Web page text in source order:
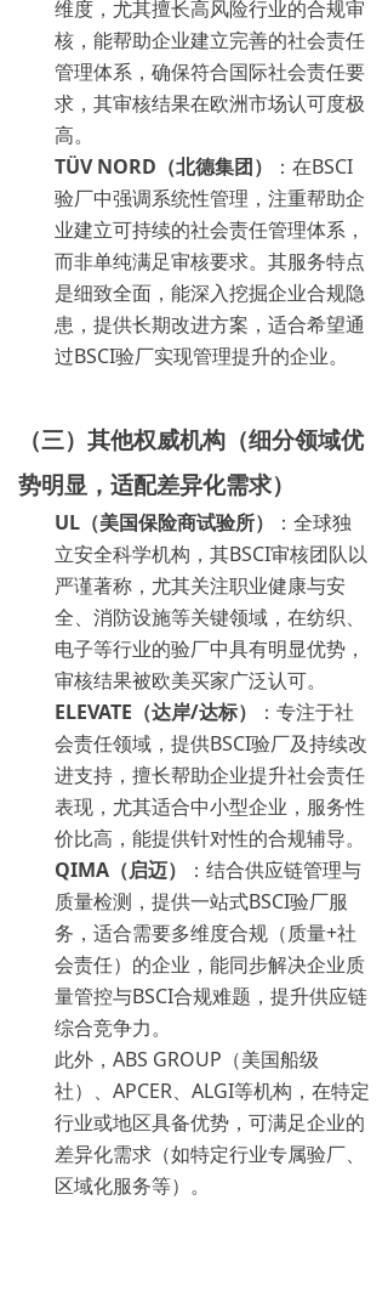
维度，尤其擅长高风险行业的合规审
核，能帮助企业建立完善的社会责任
管理体系，确保符合国际社会责任要
求，其审核结果在欧洲市场认可度极
高。
TÜV NORD（北德集团）
：在BSCI
验厂中强调系统性管理，注重帮助企
业建立可持续的社会责任管理体系，
而非单纯满足审核要求。其服务特点
是细致全面，能深入挖掘企业合规隐
患，提供长期改进方案，适合希望通
过BSCI验厂实现管理提升的企业。
（三）其他权威机构（细分领域优
势明显，适配差异化需求）
UL（美国保险商试验所）
：全球独
立安全科学机构，其BSCI审核团队以
严谨著称，尤其关注职业健康与安
全、消防设施等关键领域，在纺织、
电子等行业的验厂中具有明显优势，
审核结果被欧美买家广泛认可。
ELEVATE（达岸/达标）
：专注于社
会责任领域，提供BSCI验厂及持续改
进支持，擅长帮助企业提升社会责任
表现，尤其适合中小型企业，服务性
价比高，能提供针对性的合规辅导。
QIMA（启迈）
：结合供应链管理与
质量检测，提供一站式BSCI验厂服
务，适合需要多维度合规（质量+社
会责任）的企业，能同步解决企业质
量管控与BSCI合规难题，提升供应链
综合竞争力。
此外，ABS GROUP（美国船级
社）、APCER、ALGI等机构，在特定
行业或地区具备优势，可满足企业的
差异化需求（如特定行业专属验厂、
区域化服务等）。